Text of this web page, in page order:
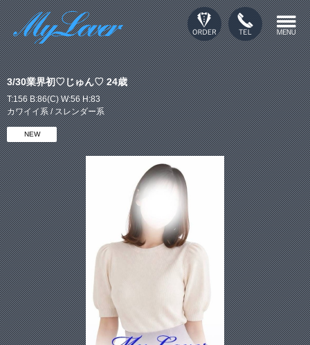
3/30業界初♡じゅん♡ 24歳
T:156 B:86(C) W:56 H:83
カワイイ系 / スレンダー系
NEW